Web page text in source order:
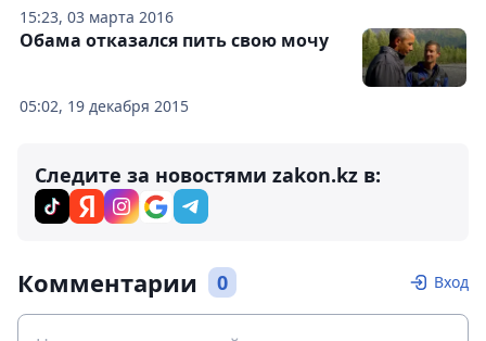
15:23, 03 марта 2016
05:02, 19 декабря 2015
Обама отказался пить свою мочу
Следите за новостями zakon.kz в:
Комментарии 0 Вход